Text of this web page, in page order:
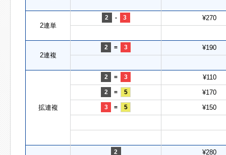
2連単
2 - 3 ¥270
2連複
2 = 3 ¥190
拡連複
2 = 3 ¥110
2 = 5 ¥170
3 = 5 ¥150
2 ¥280